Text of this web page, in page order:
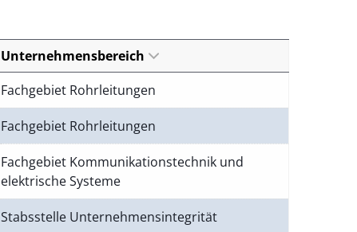
Unternehmensbereich
Fachgebiet Rohrleitungen
Fachgebiet Rohrleitungen
Fachgebiet Kommunikationstechnik und
elektrische Systeme
Stabsstelle Unternehmensintegrität